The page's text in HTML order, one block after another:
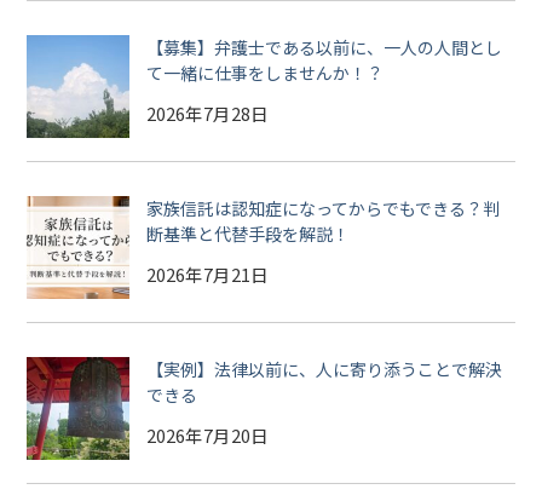
【募集】弁護士である以前に、一人の人間とし
て一緒に仕事をしませんか！？
2026年7月28日
家族信託は認知症になってからでもできる？判
断基準と代替手段を解説！
2026年7月21日
【実例】法律以前に、人に寄り添うことで解決
できる
2026年7月20日